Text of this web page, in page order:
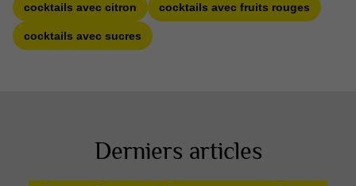
cocktails avec citron cocktails avec fruits rouges
cocktails avec sucres
Derniers articles